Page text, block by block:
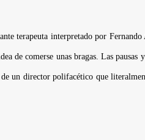
terapeuta interpretado por
de comerse unas bragas. Las pausas
un director polifacético que